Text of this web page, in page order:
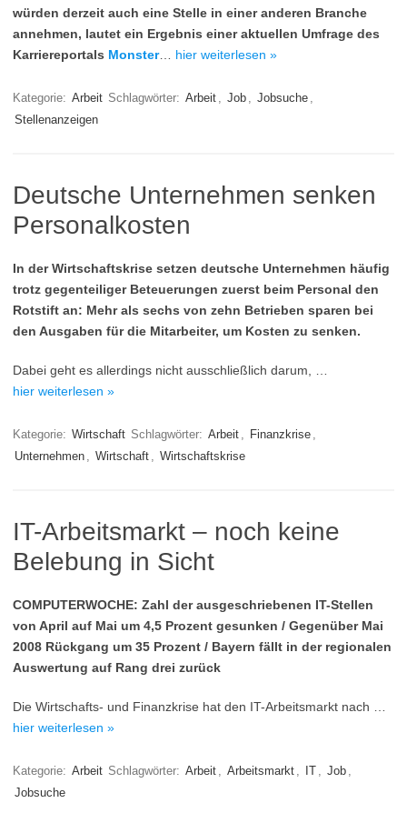
würden derzeit auch eine Stelle in einer anderen Branche
annehmen, lautet ein Ergebnis einer aktuellen Umfrage des
Karriereportals Monster… hier weiterlesen »
Kategorie: Arbeit Schlagwörter: Arbeit , Job , Jobsuche ,
Stellenanzeigen
Deutsche Unternehmen senken
Personalkosten
In der Wirtschaftskrise setzen deutsche Unternehmen häufig
trotz gegenteiliger Beteuerungen zuerst beim Personal den
Rotstift an: Mehr als sechs von zehn Betrieben sparen bei
den Ausgaben für die Mitarbeiter, um Kosten zu senken.
Dabei geht es allerdings nicht ausschließlich darum, …
hier weiterlesen »
Kategorie: Wirtschaft Schlagwörter: Arbeit , Finanzkrise ,
Unternehmen , Wirtschaft , Wirtschaftskrise
IT-Arbeitsmarkt – noch keine
Belebung in Sicht
COMPUTERWOCHE: Zahl der ausgeschriebenen IT-Stellen
von April auf Mai um 4,5 Prozent gesunken / Gegenüber Mai
2008 Rückgang um 35 Prozent / Bayern fällt in der regionalen
Auswertung auf Rang drei zurück
Die Wirtschafts- und Finanzkrise hat den IT-Arbeitsmarkt nach …
hier weiterlesen »
Kategorie: Arbeit Schlagwörter: Arbeit , Arbeitsmarkt , IT , Job ,
Jobsuche